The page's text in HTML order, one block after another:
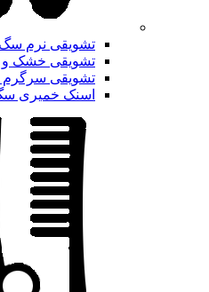
تشویقی نرم سگ
تشویقی خشک و
تشویقی سرگرم
اسنک خمیری